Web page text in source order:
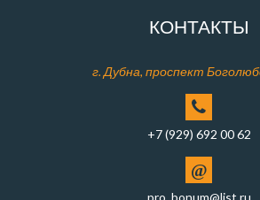
КОНТАКТЫ
г. Дубна, проспект
+7 (929) 692 00 62
@
pro_bonum@list.ru